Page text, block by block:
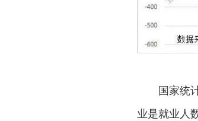
国家统
业是就业人